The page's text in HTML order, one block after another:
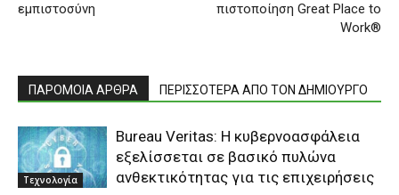
εμπιστοσύνη
πιστοποίηση Great Place to
Work®
ΠΑΡΟΜΟΙΑ ΑΡΘΡΑ ΠΕΡΙΣΣΟΤΕΡΑ ΑΠΟ ΤΟΝ ΔΗΜΙΟΥΡΓΟ
Τεχνολογία
Bureau Veritas: Η κυβερνοασφάλεια
εξελίσσεται σε βασικό πυλώνα
ανθεκτικότητας για τις επιχειρήσεις